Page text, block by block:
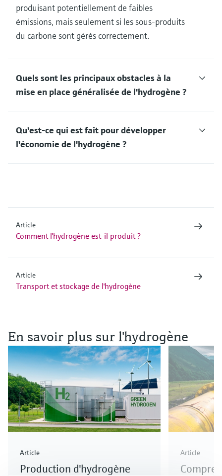
produisant potentiellement de faibles
émissions, mais seulement si les sous-produits
du carbone sont gérés correctement.
Quels sont les principaux obstacles à la
mise en place généralisée de l'hydrogène ?
Qu'est-ce qui est fait pour développer
l'économie de l'hydrogène ?
Article
Comment l'hydrogène est-il produit ?
Article
Transport et stockage de l'hydrogène
En savoir plus sur l'hydrogène
Article
Production d'hydrogène
Article